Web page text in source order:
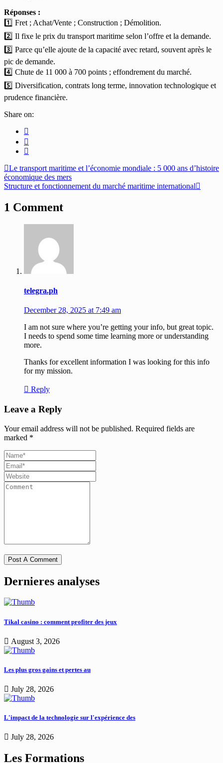
Réponses :
1️⃣ Fret ; Achat/Vente ; Construction ; Démolition.
2️⃣ Il fixe le prix du transport maritime selon l’offre et la demande.
3️⃣ Parce qu’elle ajoute de la capacité avec retard, souvent après le
pic de demande.
4️⃣ Chute de 11 000 à 700 points ; effondrement du marché.
5️⃣ Diversification, contrats long terme, innovation technologique et
prudence financière.
Share on:
Le transport maritime et l’économie mondiale : 5 000 ans d’histoire
économique des mers
Structure et fonctionnement du marché maritime international
1 Comment
telegra.ph
December 28, 2025 at 7:49 am
I am not sure where you’re getting your info, but great topic.
I needs to spend some time learning more or understanding
more.
Thanks for excellent information I was looking for this info
for my mission.
Reply
Leave a Reply
Your email address will not be published. Required fields are
marked *
Dernieres analyses
Tikal casino : comment profiter des jeux
August 3, 2026
Les plus gros gains et pertes au
July 28, 2026
L'impact de la technologie sur l'expérience des
July 28, 2026
Les Formations